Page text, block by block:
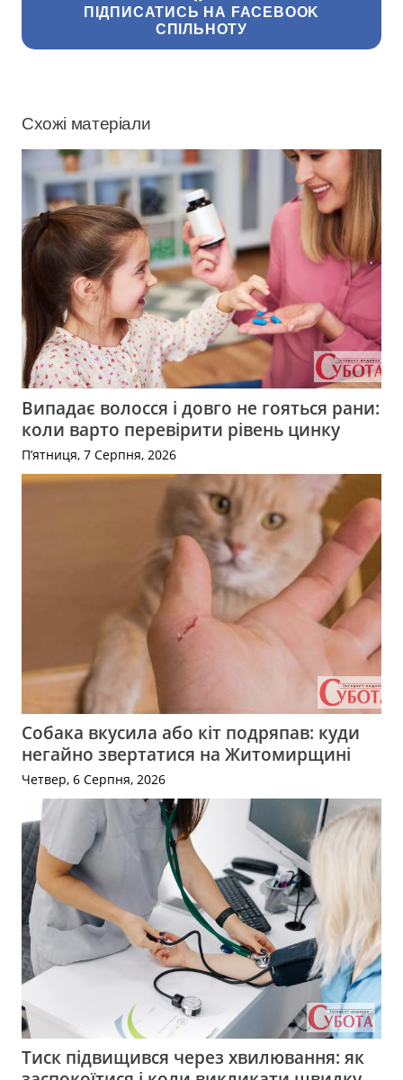
ПІДПИСАТИСЬ НА FACEBOOK
СПІЛЬНОТУ
Схожі матеріали
Випадає волосся і довго не гояться рани:
коли варто перевірити рівень цинку
П’ятниця, 7 Серпня, 2026
Собака вкусила або кіт подряпав: куди
негайно звертатися на Житомирщині
Четвер, 6 Серпня, 2026
Тиск підвищився через хвилювання: як